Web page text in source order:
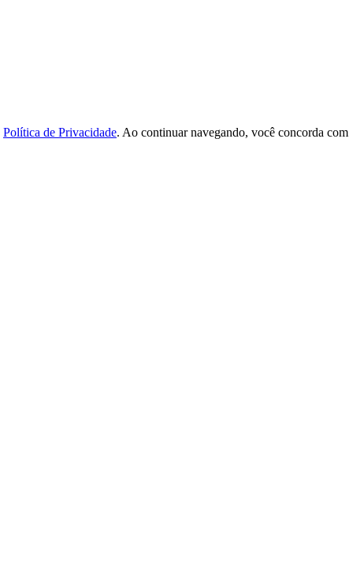
Política de Privacidade. Ao continuar navegando, você concorda com